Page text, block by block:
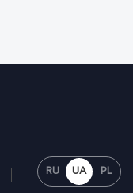
RU UA PL